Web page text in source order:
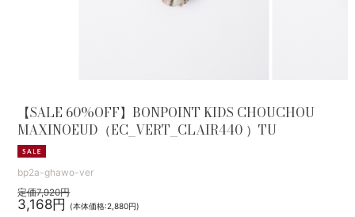
【SALE 60%OFF】BONPOINT KIDS CHOUCHOU
MAXINOEUD（EC_VERT_CLAIR440 ）TU
bp2a-ghawo-ver
定価7,920円
3,168円 (本体価格:2,880円)